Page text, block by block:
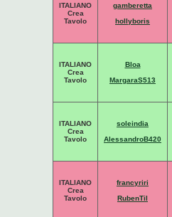
ITALIANO
Crea
Tavolo
gamberetta
hollyboris
ITALIANO
Crea
Tavolo
Bloa
MargaraS513
ITALIANO
Crea
Tavolo
soleindia
AlessandroB420
ITALIANO
Crea
Tavolo
francyriri
RubenTil